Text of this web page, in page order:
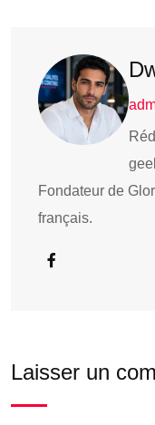
Fondateur de
français.
Laisser un